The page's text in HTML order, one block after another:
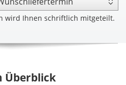
wird Ihnen schriftlich mitgeteilt.
Überblick